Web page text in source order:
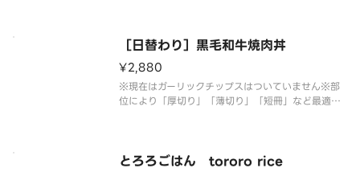
［日替わり］黒毛和牛焼肉丼
¥2,880
※現在はガーリックチップスはついていません※部
位により「厚切り」「薄切り」「短冊」など最適な
ルビ、ラムイチ、ラムバチ、フラ
とろろごはん tororo rice